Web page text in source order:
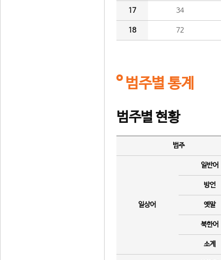
17 34
18 72
범주별 통계
범주별 현황
범주
일상어
일반어
방언
옛말
북한어
소계